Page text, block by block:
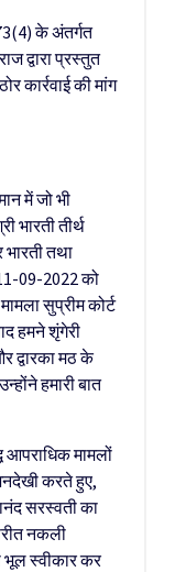
के अंतर्गत
द्वारा प्रस्तुत
कार्रवाई की मांग
में जो भी
भारती तीर्थ
तथा
09-2022 को
सुप्रीम कोर्ट
हमने शृंगेरी
द्वारका मठ के
हमारी बात
आपराधिक मामलों
करते हुए,
सरस्वती का
नकली
भूल स्वीकार कर